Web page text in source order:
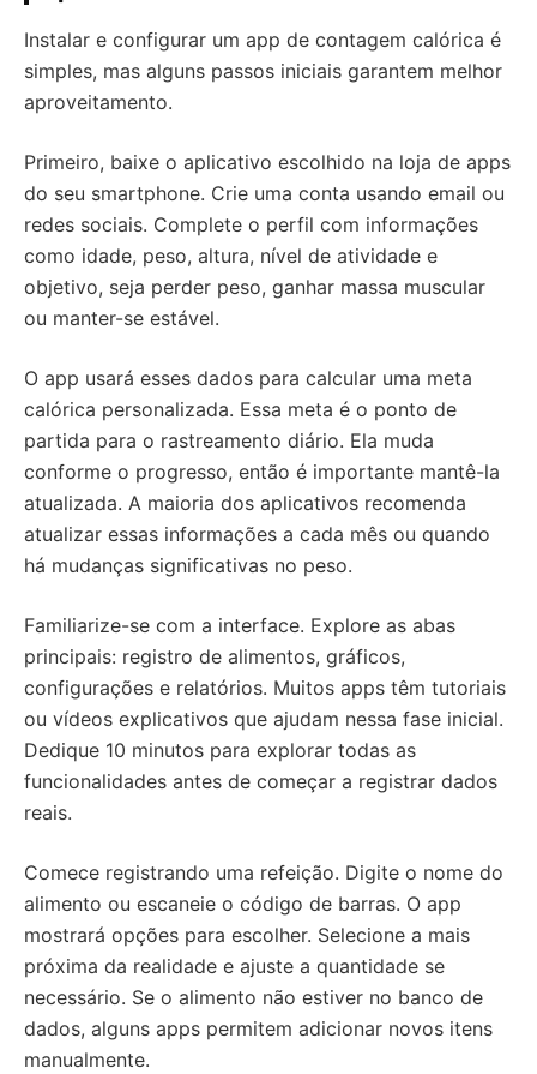
Instalar e configurar um app de contagem calórica é
simples, mas alguns passos iniciais garantem melhor
aproveitamento.
Primeiro, baixe o aplicativo escolhido na loja de apps
do seu smartphone. Crie uma conta usando email ou
redes sociais. Complete o perfil com informações
como idade, peso, altura, nível de atividade e
objetivo, seja perder peso, ganhar massa muscular
ou manter-se estável.
O app usará esses dados para calcular uma meta
calórica personalizada. Essa meta é o ponto de
partida para o rastreamento diário. Ela muda
conforme o progresso, então é importante mantê-la
atualizada. A maioria dos aplicativos recomenda
atualizar essas informações a cada mês ou quando
há mudanças significativas no peso.
Familiarize-se com a interface. Explore as abas
principais: registro de alimentos, gráficos,
configurações e relatórios. Muitos apps têm tutoriais
ou vídeos explicativos que ajudam nessa fase inicial.
Dedique 10 minutos para explorar todas as
funcionalidades antes de começar a registrar dados
reais.
Comece registrando uma refeição. Digite o nome do
alimento ou escaneie o código de barras. O app
mostrará opções para escolher. Selecione a mais
próxima da realidade e ajuste a quantidade se
necessário. Se o alimento não estiver no banco de
dados, alguns apps permitem adicionar novos itens
manualmente.